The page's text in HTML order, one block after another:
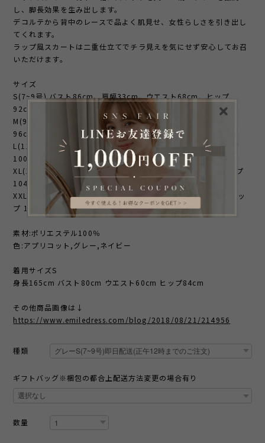
し、脚長効果を生み出します。
デコルテから背中のレースで品よく肌見せ、女性らしさを引き出し
てくれます。
ラップ風スカートは二重仕立てでチラ見えを気にせず安心してお召
いただけます。
サイズ
S(7~9号) バスト86cm、肩幅33cm、ウエスト68cm、ヒップ
92cm、着丈104cm
M(9~11号) バスト90cm、肩幅34cm、ウエスト72cm、ヒップ
96cm、着丈105cm
L(11~13号) バスト94cm、肩幅35cm、ウエスト76cm、ヒップ
100cm、着丈106cm
XL(13~15号) バスト98cm、肩幅36cm、ウエスト80cm、ヒップ
104cm、着丈107cm
XXL(15~17号) バスト102cm、肩幅37cmウエスト84cm、、ヒッ
プ 108cm、着丈108cm
素材:ポリエステル100％
色:アプリコット,グレー,ネイビー
着用サイズS
身長165cm バスト80cm ウエスト60cm ヒップ84cm
その他商品画像は↓
https://www.emiledress.com/blog/2018/08/21/214956
種類
ギフトバッグ※梱包の都合上配送方法変更の場合有り
数量